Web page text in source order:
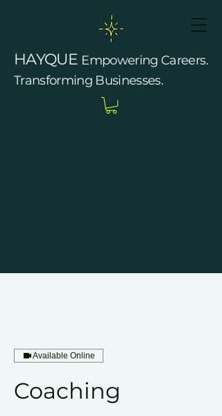
HAYQUE Empowering Careers.
Transforming Businesses.
Available Online
Coaching